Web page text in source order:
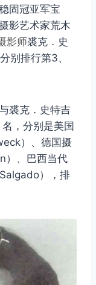
固冠亚军宝
影艺术家荒木
影师裘克．史
别排行第3、
裘克．史特吉
，分别是美国
）、德国摄
）、巴西当代
），排